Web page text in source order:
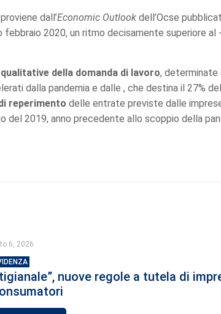
dall’Economic Outlookdell’Ocse
2020, un ritmo decisamente superiore al
della domanda di lavoro, determinate
dalla pandemia e dalle , che destina il 27%
reperimento delle entrate previste dalle
del 2019, anno precedente allo scoppio della
6, 2026
nuove regole a tutela di